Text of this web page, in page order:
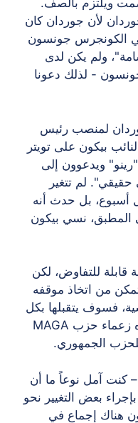
ويلتزم بالصف.
لأن جوردان كان
الكونجرس جونسون
ولم يكن لدى
- لذلك دعونا
لمنصب رئيس
بيكون على تويتر
ويدعوون إلى
لم تتغير
أسبوع، بل حدث أنه
نسي بيكون
قابلة للتفاوض، لكن
يتمكن من اتخاذ موقفه
فسوف يتقبلها بكل
سرور، ثم يتراجع بمجرد أن يذكره زعماء حزب MAGA
الجمهوري.
كنت آمل نوعاً ما أن
بعض التغيير نحو
هناك إجماع في